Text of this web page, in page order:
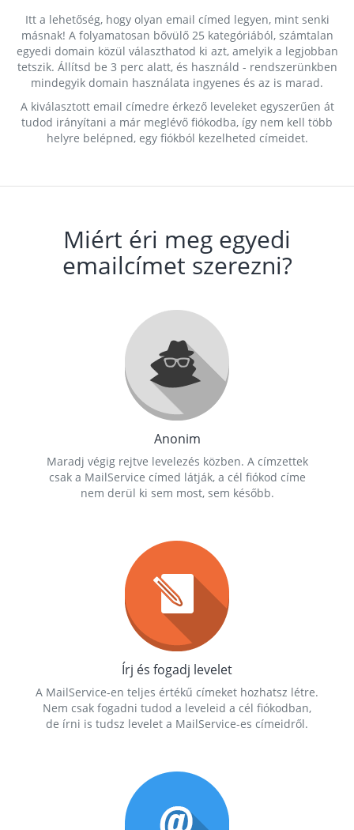
Itt a lehetőség, hogy olyan email címed legyen, mint senki
másnak! A folyamatosan bővülő 25 kategóriából, számtalan
egyedi domain közül választhatod ki azt, amelyik a legjobban
tetszik. Állítsd be 3 perc alatt, és használd - rendszerünkben
mindegyik domain használata ingyenes és az is marad.
A kiválasztott email címedre érkező leveleket egyszerűen át
tudod irányítani a már meglévő fiókodba, így nem kell több
helyre belépned, egy fiókból kezelheted címeidet.
Miért éri meg egyedi
emailcímet szerezni?
Anonim
Maradj végig rejtve levelezés közben. A címzettek
csak a MailService címed látják, a cél fiókod címe
nem derül ki sem most, sem később.
Írj és fogadj levelet
A MailService-en teljes értékű címeket hozhatsz létre.
Nem csak fogadni tudod a leveleid a cél fiókodban,
de írni is tudsz levelet a MailService-es címeidről.